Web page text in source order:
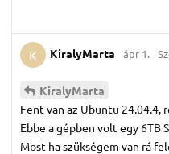
K KiralyMarta ápr 1.
KiralyMarta
Fent van az Ubuntu 24.04.4,
Ebbe a gépben volt egy 6TB
Most ha szükségem van rá